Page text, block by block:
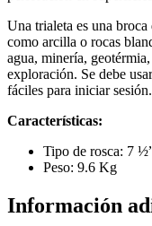
Una trialeta es una broca
como arcilla o rocas
agua, minería,
exploración. Se debe
fáciles para iniciar sesión.
Características:
Tipo de rosca: 7
Peso: 9.6 Kg
Información